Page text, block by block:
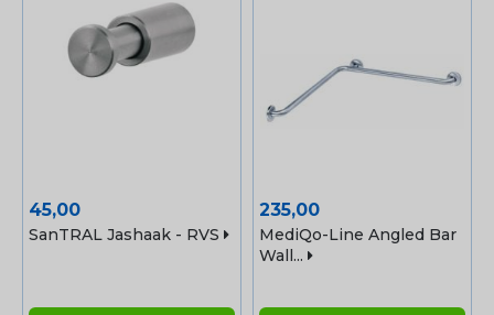
Prijs
45,00
SanTRAL Jashaak - RVS
Prijs
235,00
MediQo-Line Angled Bar
Wall...